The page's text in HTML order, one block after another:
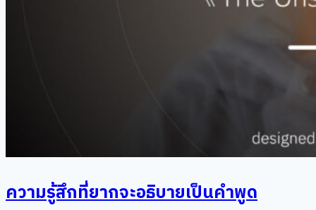
ความรู้สึกที่ยากจะอธิบายเป็นคำพูด